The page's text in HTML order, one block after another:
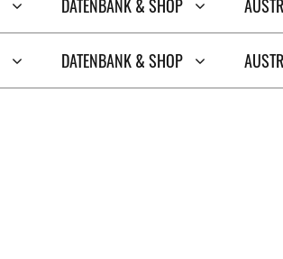
DATENBANK & SHOP
DATENBANK & SHOP